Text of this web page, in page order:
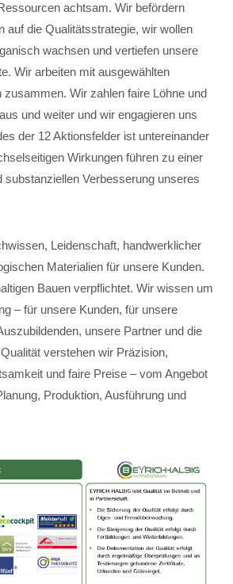
achtsam. Wir befördern
auf die Qualitätsstrategie, wir wollen
wachsen und vertiefen unsere
Wir arbeiten mit ausgewählten
zusammen. Wir zahlen faire Löhne und
und weiter und wir engagieren uns
der 12 Aktionsfelder ist untereinander
Wirkungen führen zu einer
Verbesserung unseres
Leidenschaft, handwerklicher
Materialien für unsere Kunden.
Bauen verpflichtet. Wir wissen um
– für unsere Kunden, für unsere
unsere Partner und die
verstehen wir Präzision,
und faire Preise – vom Angebot
Produktion, Ausführung und